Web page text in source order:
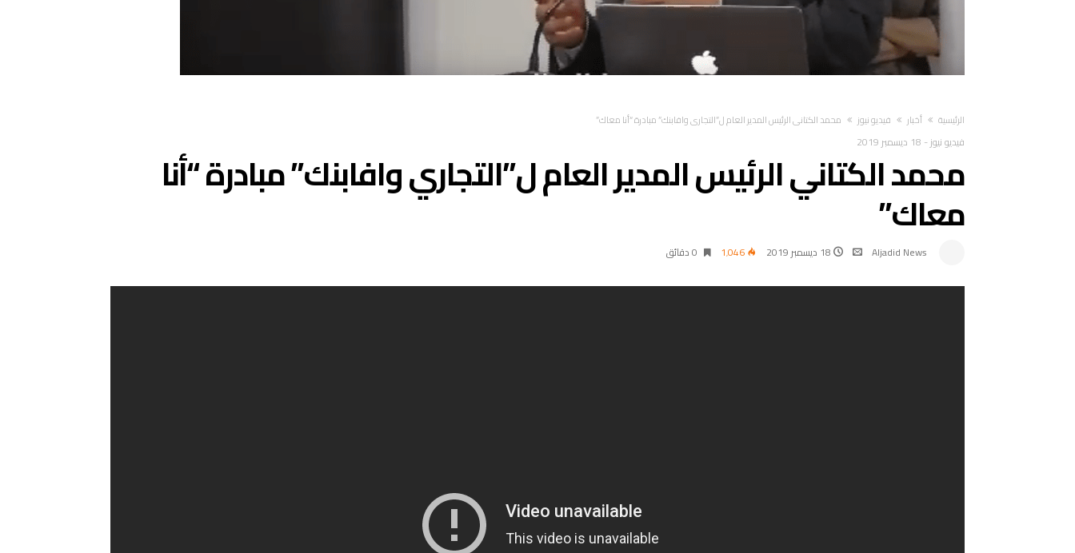
‫الرئيسية‬ أخبار فيديو نيوز محمد الكتاني الرئيس المدير العام ل”التجاري وافابنك” مبادرة “أنا معاك”
فيديو نيوز- 18 ديسمبر 2019
محمد الكتاني الرئيس المدير العام ل”التجاري وافابنك” مبادرة “أنا
معاك”
Aljadid News 18 ديسمبر 2019 1٬046 0 ‫دقائق‬